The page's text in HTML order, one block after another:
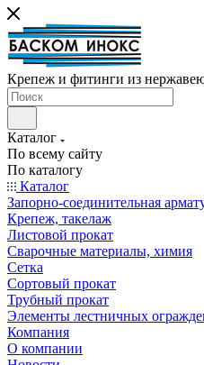
Крепеж и фитинги из
Каталог
По всему сайту
По каталогу
Каталог
Запорно-соединительная
Крепеж, такелаж
Листовой прокат
Сварочные материалы, химия
Сетка
Сортовый прокат
Трубный прокат
Элементы лестничных
Компания
О компании